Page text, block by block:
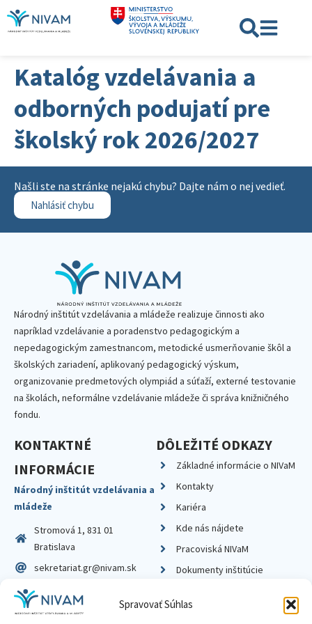
Spravovať Súhlas
Katalóg vzdelávania a
odborných podujatí pre
školský rok 2026/2027
Našli ste na stránke nejakú chybu? Dajte nám o nej vedieť.
Nahlásiť chybu
Národný inštitút vzdelávania a mládeže realizuje činnosti ako
napríklad vzdelávanie a poradenstvo pedagogickým a
nepedagogickým zamestnancom, metodické usmerňovanie škôl a
školských zariadení, aplikovaný pedagogický výskum,
organizovanie predmetových olympiád a súťaží, externé testovanie
na školách, neformálne vzdelávanie mládeže či správa knižničného
fondu.
KONTAKTNÉ
INFORMÁCIE
Národný inštitút vzdelávania a
mládeže
Stromová 1, 831 01
Bratislava
sekretariat.gr@nivam.sk
IČO: 00164348
DIČ: 2020798714
DÔLEŽITÉ ODKAZY
Základné informácie o NIVaM
Kontakty
Kariéra
Kde nás nájdete
Pracoviská NIVaM
Dokumenty inštitúcie